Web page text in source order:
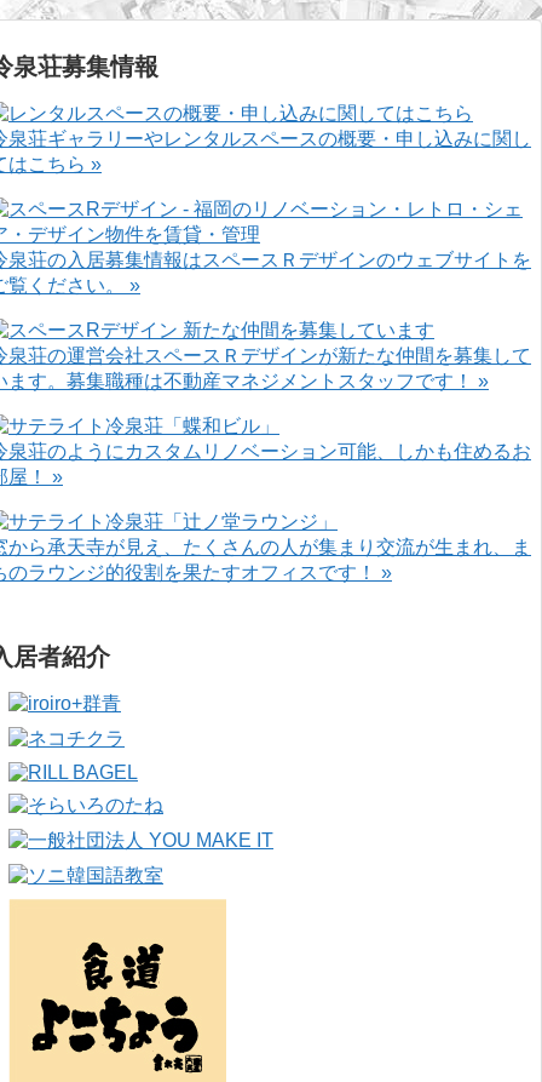
泉荘募集情報
泉荘ギャラリーやレンタルスペースの概要・申し込みに関し
はこちら »
泉荘の入居募集情報はスペースＲデザインのウェブサイトを
覧ください。 »
泉荘の運営会社スペースＲデザインが新たな仲間を募集して
ます。募集職種は不動産マネジメントスタッフです！ »
泉荘のようにカスタムリノベーション可能、しかも住めるお
屋！ »
から承天寺が見え、たくさんの人が集まり交流が生まれ、ま
のラウンジ的役割を果たすオフィスです！ »
居者紹介